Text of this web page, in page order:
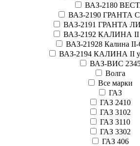
ВАЗ-2180
ВАЗ-2190 ГРАНТА
ВАЗ-2191 ГРАНТА
ВАЗ-2192 КАЛИНА II
ВАЗ-21928 Калина
ВАЗ-2194 КАЛИНА II
ВАЗ-ВИС
Волга
Все марки
ГАЗ
ГАЗ 2410
ГАЗ 3102
ГАЗ 3110
ГАЗ 3302
ГАЗ 406